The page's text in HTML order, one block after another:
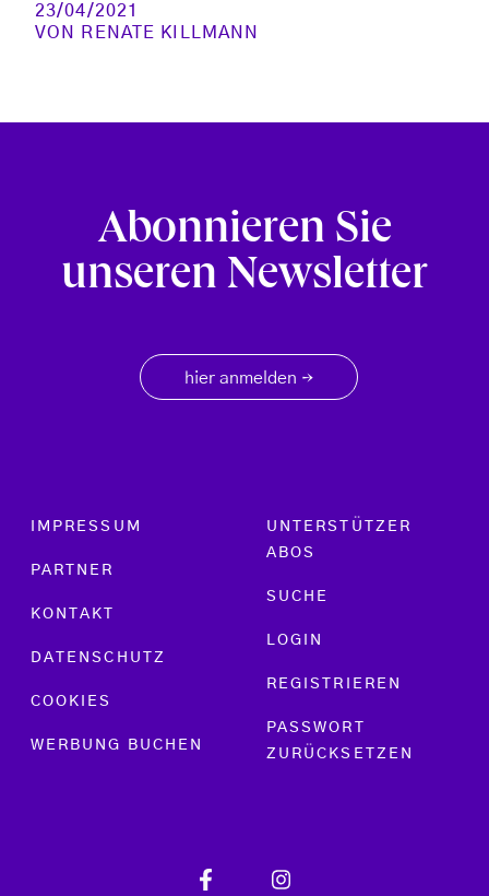
23/04/2021
VON
RENATE KILLMANN
Abonnieren Sie
unseren Newsletter
hier anmelden →
Footer menu
IMPRESSUM
PARTNER
KONTAKT
DATENSCHUTZ
COOKIES
WERBUNG BUCHEN
UNTERSTÜTZER
ABOS
SUCHE
LOGIN
REGISTRIEREN
PASSWORT
ZURÜCKSETZEN